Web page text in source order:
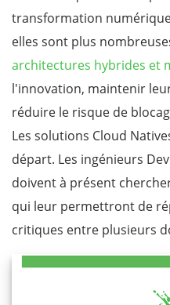
transformation
elles sont plus
architectures hybrides et
l'innovation, maintenir
réduire le risque de
Les solutions Cloud
départ. Les ingénieurs
doivent à présent
qui leur permettront de
critiques entre plusieurs